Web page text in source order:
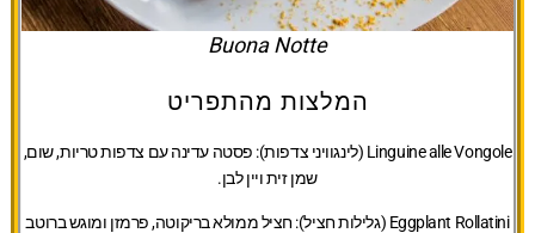
Buona Notte
המלצות מהתפריט
Linguine alle Vongole (לינגוויני צדפות):
פסטה עדינה עם צדפות טריות, שום,
שמן זית ויין לבן.
Eggplant Rollatini (גלילות חציל):
חציל ממולא בריקוטה, פרמזן ומוגש ברוטב